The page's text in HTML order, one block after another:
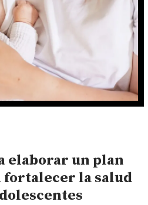
elaborar un plan
la salud